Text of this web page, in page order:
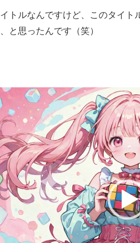
トルなんですけど、このタイ
と思ったんです（笑）